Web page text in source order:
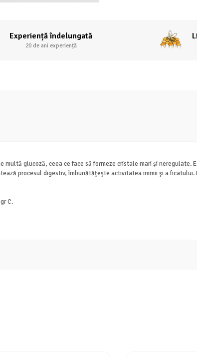
Experiență îndelungată
20 de ani experiență
glucoză, ceea ce face să formeze cristale mari şi
procesul digestiv, îmbunătăţeşte activitatea inimii şi a
C.